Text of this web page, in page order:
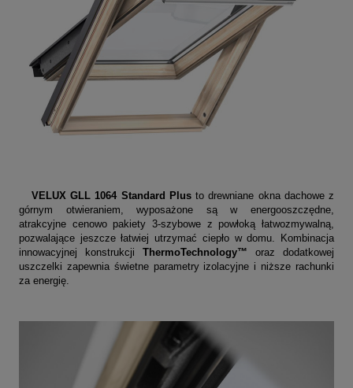
VELUX GLL 1064 Standard Plusto drewniane okna dachowe z
górnym otwieraniem, wyposażone są w energooszczędne,
atrakcyjne cenowo pakiety 3-szybowe z powłoką łatwozmywalną,
pozwalające jeszcze łatwiej utrzymać ciepło w domu. Kombinacja
innowacyjnej konstrukcji ThermoTechnology™ oraz dodatkowej
uszczelki zapewnia świetne parametry izolacyjne i niższe rachunki
za energię.